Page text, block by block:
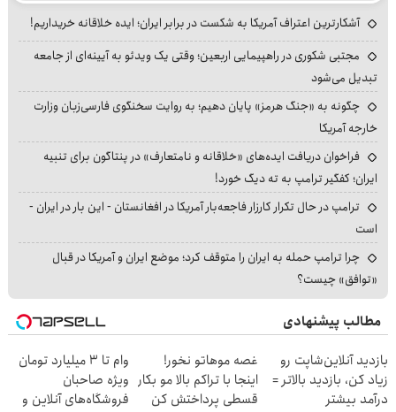
آشکارترین اعتراف آمریکا به شکست در برابر ایران؛ ایده خلاقانه خریداریم!
مجتبی شکوری در راهپیمایی اربعین؛ وقتی یک ویدئو به آیینه‌ای از جامعه
تبدیل می‌شود
چگونه به «جنگ هرمز» پایان دهیم؛ به روایت سخنگوی فارسی‌زبان وزارت
خارجه آمریکا
فراخوان دریافت ایده‌های «خلاقانه و نامتعارف» در پنتاگون برای تنبیه
ایران؛ کفگیر ترامپ به ته دیگ خورد!
ترامپ در حال تکرار کارزار فاجعه‌بار آمریکا در افغانستان - این بار در ایران -
است
چرا ترامپ حمله به ایران را متوقف کرد؛ موضع ایران و آمریکا در قبال
«توافق» چیست؟
مطالب پیشنهادی
بازدید آنلاین‌شاپت رو
زیاد کن، بازدید بالاتر =
درآمد بیشتر
غصه موهاتو نخور!
اینجا با تراکم بالا مو بکار
قسطی پرداختش کن
وام تا ۳ میلیارد تومان
ویژه صاحبان
فروشگاه‌های آنلاین و